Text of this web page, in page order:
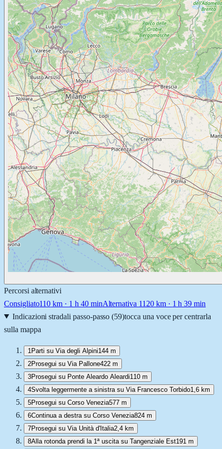
Percorsi alternativi
Consigliato110 km · 1 h 40 minAlternativa 1120km · 1 h 39 min
Indicazioni stradali passo-passo (59)tocca una voce per centrarla
sulla mappa
1 Parti su Via degli Alpini144 m
2Prosegui su Via Pallone422 m
3Prosegui su Ponte Aleardo Aleardi110 m
4Svolta leggermente a sinistra su Via Francesco Torbido1,6 km
5Prosegui su Corso Venezia577 m
6Continua a destra su Corso Venezia824 m
7Prosegui su Via Unità d'Italia2,4 km
8Alla rotonda prendi la 1ª uscita su Tangenziale Est191 m